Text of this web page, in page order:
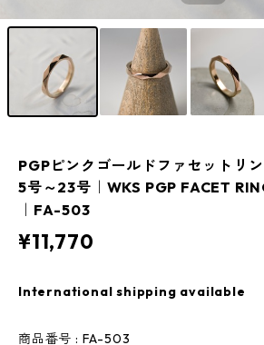
PGPピンクゴールドファセットリ
5号～23号｜WKS PGP FACET
｜FA-503
¥11,770
International shipping available
商品番号 : FA-503